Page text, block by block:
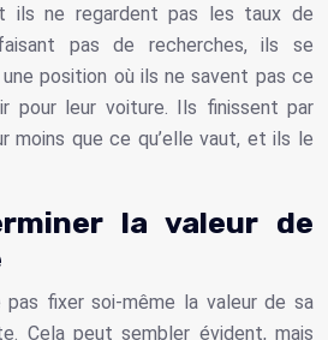
ils ne regardent pas les taux de
pas de recherches, ils se
position où ils ne savent pas ce
pour leur voiture. Ils finissent par
moins que ce qu’elle vaut, et ils le
la valeur de
fixer soi-même la valeur de sa
Cela peut sembler évident, mais